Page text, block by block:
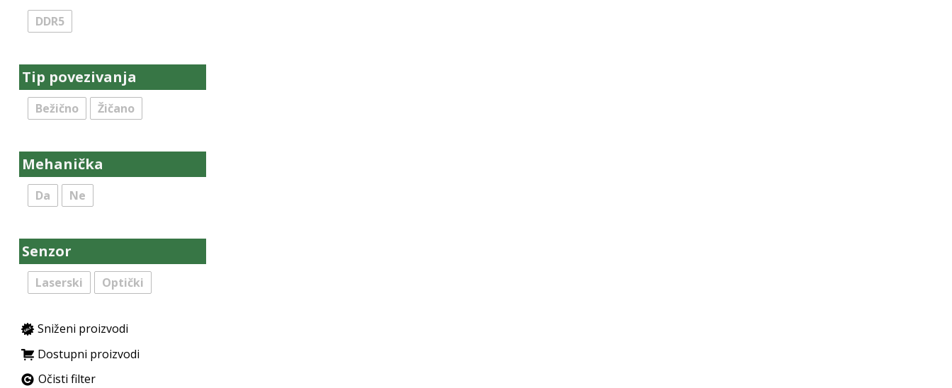
DDR5
Tip povezivanja
Bežično Žičano
Mehanička
Da Ne
Senzor
Laserski Optički
Sniženi proizvodi
Dostupni proizvodi
Očisti filter